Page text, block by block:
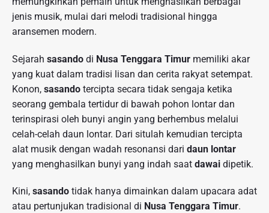
jenis musik, mulai dari melodi tradisional hingga
aransemen modern.
Sejarah sasando di Nusa Tenggara Timur memiliki akar
yang kuat dalam tradisi lisan dan cerita rakyat setempat.
Konon, sasando tercipta secara tidak sengaja ketika
seorang gembala tertidur di bawah pohon lontar dan
terinspirasi oleh bunyi angin yang berhembus melalui
celah-celah daun lontar. Dari situlah kemudian tercipta
alat musik dengan wadah resonansi dari daun lontar
yang menghasilkan bunyi yang indah saat dawai dipetik.
Kini, sasando tidak hanya dimainkan dalam upacara adat
atau pertunjukan tradisional di Nusa Tenggara Timur.